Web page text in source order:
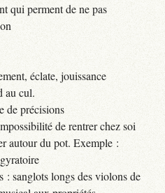
qui perment de ne pas
éclate, jouissance
au cul.
de précisions
de rentrer chez soi
autour du pot. Exemple :
: sanglots longs des violons de